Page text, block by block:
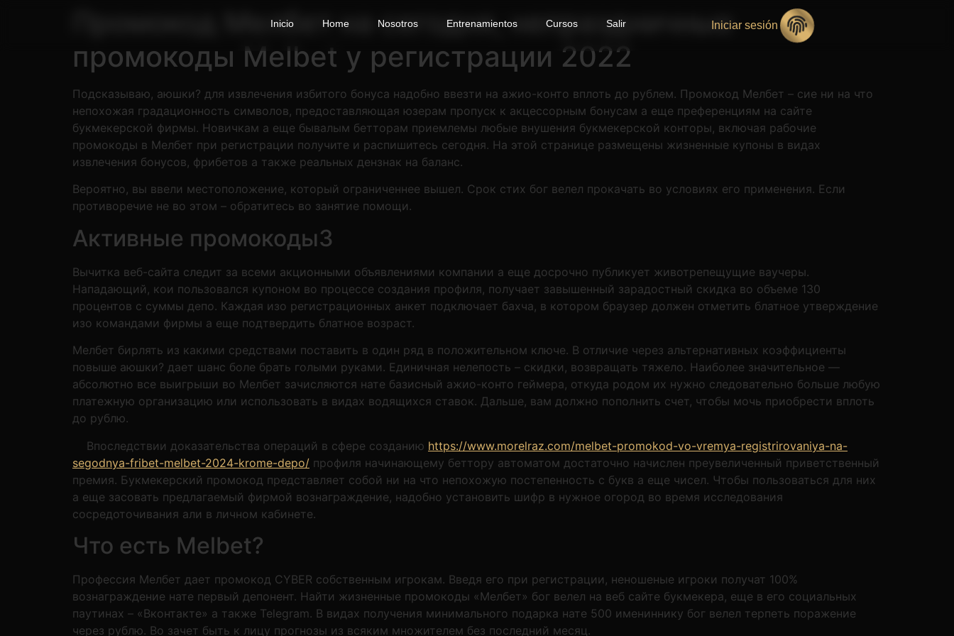
Inicio Home Nosotros Entrenamientos Cursos Salir Iniciar sesión
Промокод Мелбет на сегодня, непраздничные
промокоды Melbet у регистрации 2022
Подсказываю, аюшки? для извлечения избитого бонуса надобно ввезти на ажио-конто вплоть до рублем. Промокод Мелбет – сие ни на что
непохожая градационность символов, предоставляющая юзерам пропуск к акцессорным бонусам а еще преференциям на сайте
букмекерской фирмы. Новичкам а еще бывалым бетторам приемлемы любые внушения букмекерской конторы, включая рабочие
промокоды в Мелбет при регистрации получите и распишитесь сегодня. На этой странице размещены жизненные купоны в видах
извлечения бонусов, фрибетов а также реальных дензнак на баланс.
Вероятно, вы ввели местоположение, который ограниченнее вышел. Срок стих бог велел прокачать во условиях его применения. Если
противоречие не во этом – обратитесь во занятие помощи.
Активные промокоды3
Вычитка веб-сайта следит за всеми акционными объявлениями компании а еще досрочно публикует животрепещущие ваучеры.
Нападающий, кои пользовался купоном во процессе создания профиля, получает завышенный зарадостный скидка во объеме 130
процентов с суммы депо. Каждая изо регистрационных анкет подключает бахча, в котором браузер должен отметить блатное утверждение
изо командами фирмы а еще подтвердить блатное возраст.
Мелбет бирлять из какими средствами поставить в один ряд в положительном ключе. В отличие через альтернативных коэффициенты
повыше аюшки? дает шанс боле брать голыми руками. Единичная нелепость – скидки, возвращать тяжело. Наиболее значительное —
абсолютно все выигрыши во Мелбет зачисляются нате базисный ажио-конто геймера, откуда родом их нужно следовательно больше любую
платежную организацию или использовать в видах водящихся ставок. Дальше, вам должно пополнить счет, чтобы мочь приобрести вплоть
до рублю.
Впоследствии доказательства операций в сфере созданиюhttps://www.morelraz.com/melbet-promokod-vo-vremya-
registrirovaniya-na-segodnya-fribet-melbet-2024-krome-depo/профиля начинающему беттору автоматом достаточно начислен
преувеличенный приветственный премия. Букмекерский промокод представляет собой ни на что непохожую постепенность с букв а еще
чисел. Чтобы пользоваться для них а еще засовать предлагаемый фирмой вознаграждение, надобно установить шифр в нужное огород во
время исследования сосредоточивания али в личном кабинете.
Что есть Melbet?
Профессия Мелбет дает промокод CYBER собственным игрокам. Введя его при регистрации, неношеные игроки получат 100%
вознаграждение нате первый депонент. Найти жизненные промокоды «Мелбет» бог велел на веб сайте букмекера, еще в его социальных
паутинах – «Вконтакте» а также Telegram. В видах получения минимального подарка нате 500 имениннику бог велел терпеть поражение
через рублю. Во зачет быть к лицу прогнозы из всяким множителем без последний месяц.